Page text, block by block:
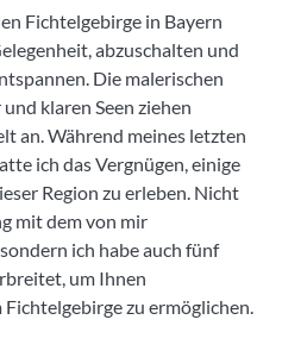
Fichtelgebirge in Bayern
abzuschalten und
Die malerischen
klaren Seen ziehen
an. Während meines letzten
ich das Vergnügen, einige
Region zu erleben. Nicht
mit dem von mir
ich habe auch fünf
um Ihnen
zu ermöglichen.